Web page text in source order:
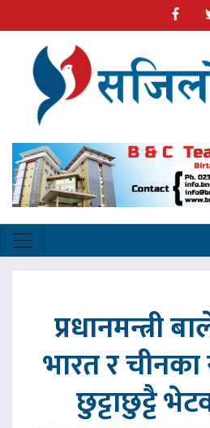
प्रधानमन्त्री
भारत र
छुट्टाछुट्टै